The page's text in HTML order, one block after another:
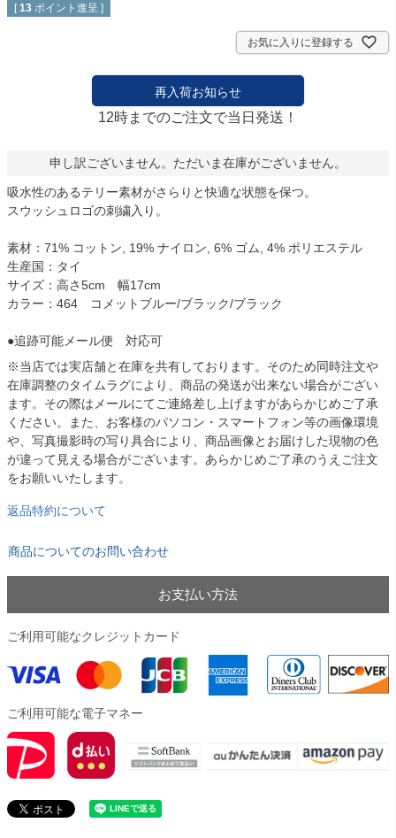
[ 13 ポイント進呈 ]
お気に入りに登録する
再入荷お知らせ
12時までのご注文で当日発送！
申し訳ございません。ただいま在庫がございません。
吸水性のあるテリー素材がさらりと快適な状態を保つ。
スウッシュロゴの刺繍入り。
素材：71% コットン, 19% ナイロン, 6% ゴム, 4% ポリエステル
生産国：タイ
サイズ：高さ5cm 幅17cm
カラー：464 コメットブルー/ブラック/ブラック
●追跡可能メール便 対応可
※当店では実店舗と在庫を共有しております。そのため同時注文や
在庫調整のタイムラグにより、商品の発送が出来ない場合がござい
ます。その際はメールにてご連絡差し上げますがあらかじめご了承
ください。また、お客様のパソコン・スマートフォン等の画像環境
や、写真撮影時の写り具合により、商品画像とお届けした現物の色
が違って見える場合がございます。あらかじめご了承のうえご注文
をお願いいたします。
返品特約について
商品についてのお問い合わせ
お支払い方法
ご利用可能なクレジットカード
ご利用可能な電子マネー